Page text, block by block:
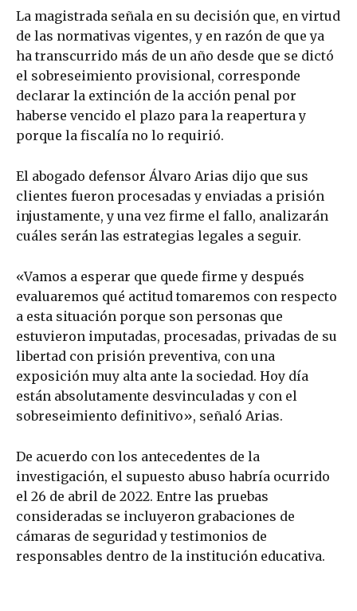
La magistrada señala en su decisión que, en virtud
de las normativas vigentes, y en razón de que ya
ha transcurrido más de un año desde que se dictó
el sobreseimiento provisional, corresponde
declarar la extinción de la acción penal por
haberse vencido el plazo para la reapertura y
porque la fiscalía no lo requirió.
El abogado defensor Álvaro Arias dijo que sus
clientes fueron procesadas y enviadas a prisión
injustamente, y una vez firme el fallo, analizarán
cuáles serán las estrategias legales a seguir.
«Vamos a esperar que quede firme y después
evaluaremos qué actitud tomaremos con respecto
a esta situación porque son personas que
estuvieron imputadas, procesadas, privadas de su
libertad con prisión preventiva, con una
exposición muy alta ante la sociedad. Hoy día
están absolutamente desvinculadas y con el
sobreseimiento definitivo», señaló Arias.
De acuerdo con los antecedentes de la
investigación, el supuesto abuso habría ocurrido
el 26 de abril de 2022. Entre las pruebas
consideradas se incluyeron grabaciones de
cámaras de seguridad y testimonios de
responsables dentro de la institución educativa.